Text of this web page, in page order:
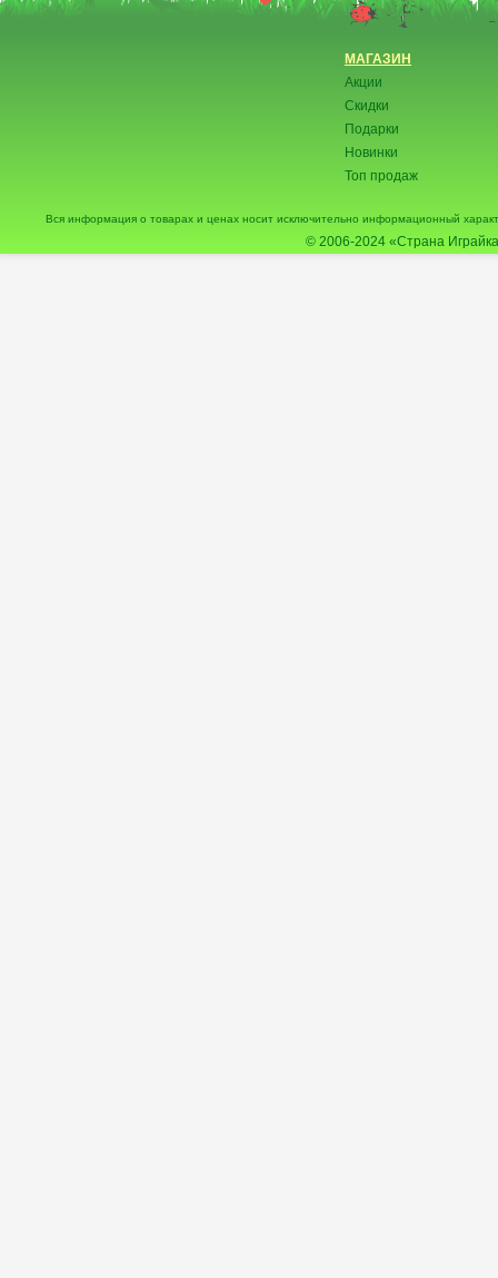
МАГАЗИН
Акции
Скидки
Подарки
Новинки
Топ продаж
Вся информация о товарах и ценах носит исключительно информационный
© 2006-2024 «Страна